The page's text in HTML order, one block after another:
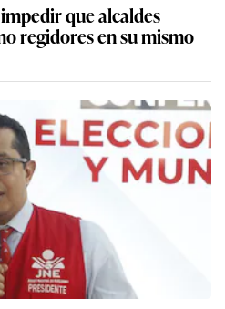
que alcaldes
regidores en su mismo